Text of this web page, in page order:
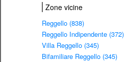
Zone vicine
Reggello (838)
Reggello Indipendente (372)
Villa Reggello (345)
Bifamiliare Reggello (345)